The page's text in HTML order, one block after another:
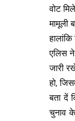
वोट
मामूली
एलिस
जारी
हो,
बता दें
चुनाव